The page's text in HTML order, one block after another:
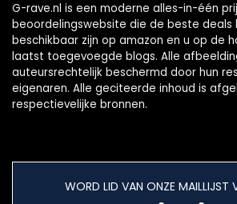
G-rave.nl is een moderne alles-in-één
beoordelingswebsite die de beste deals
beschikbaar zijn op amazon en u op de
laatst toegevoegde blogs. Alle
auteursrechtelijk beschermd door hun
eigenaren. Alle geciteerde inhoud is
respectievelijke bronnen.
WORD LID VAN ONZE MAILLIJST